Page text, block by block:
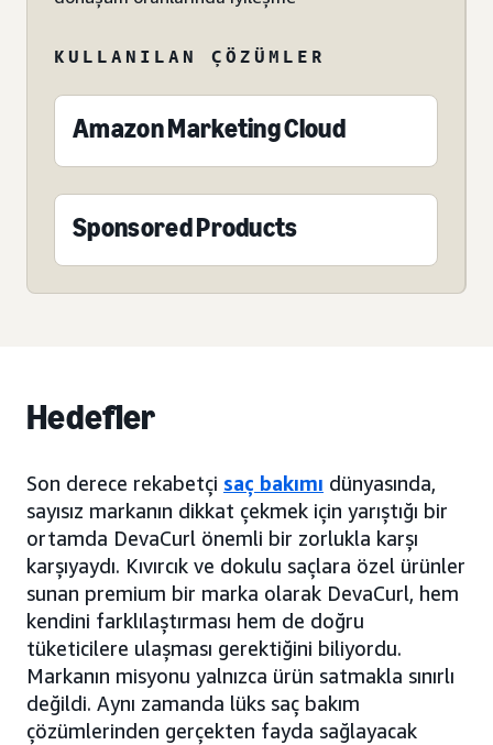
KULLANILAN ÇÖZÜMLER
Amazon Marketing Cloud
Sponsored Products
Hedefler
Son derece rekabetçi saç bakımı dünyasında,
sayısız markanın dikkat çekmek için yarıştığı bir
ortamda DevaCurl önemli bir zorlukla karşı
karşıyaydı. Kıvırcık ve dokulu saçlara özel ürünler
sunan premium bir marka olarak DevaCurl, hem
kendini farklılaştırması hem de doğru
tüketicilere ulaşması gerektiğini biliyordu.
Markanın misyonu yalnızca ürün satmakla sınırlı
değildi. Aynı zamanda lüks saç bakım
çözümlerinden gerçekten fayda sağlayacak